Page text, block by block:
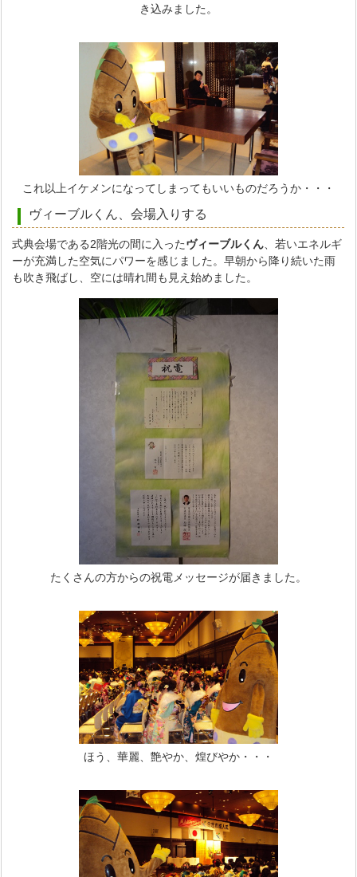
き込みました。
これ以上イケメンになってしまってもいいものだろうか・・・
ヴィーブルくん、会場入りする
式典会場である2階光の間に入ったヴィーブルくん 、若いエネルギ
ーが充満した空気にパワーを感じました。早朝から降り続いた雨
も吹き飛ばし、空には晴れ間も見え始めました。
たくさんの方からの祝電メッセージが届きました。
ほう、華麗、艶やか、煌びやか・・・